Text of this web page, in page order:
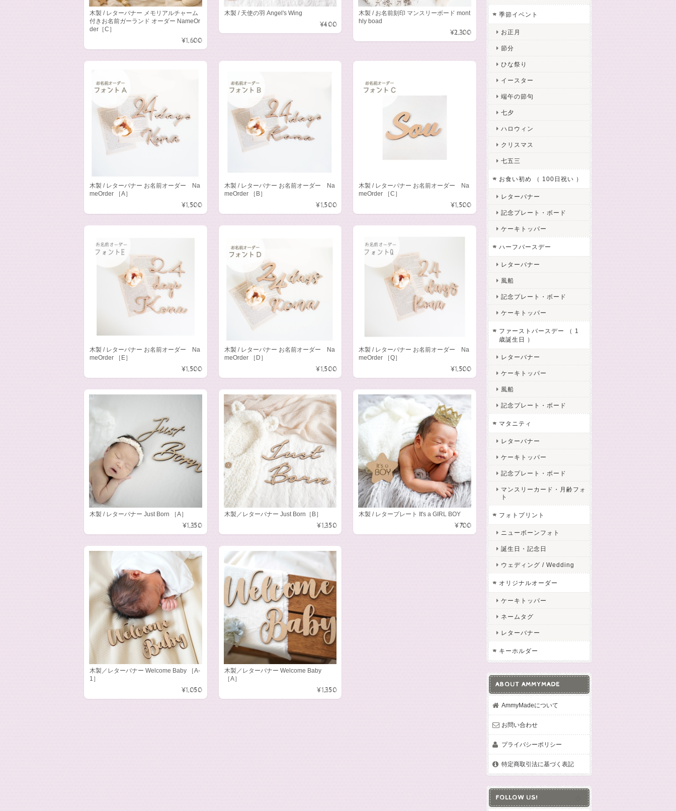
木製 / レターバナー メモリアルチャーム
付きお名前ガーランド オーダー NameOr
der［C］
¥1,600
木製 / 天使の羽 Angel's Wing
¥400
木製 / お名前刻印 マンスリーボード mont
hly boad
¥2,300
木製 / レターバナー お名前オーダー Na
meOrder ［A］
¥1,500
木製 / レターバナー お名前オーダー Na
meOrder ［B］
¥1,500
木製 / レターバナー お名前オーダー Na
meOrder ［C］
¥1,500
木製 / レターバナー お名前オーダー Na
meOrder ［E］
¥1,500
木製 / レターバナー お名前オーダー Na
meOrder ［D］
¥1,500
木製 / レターバナー お名前オーダー Na
meOrder ［Q］
¥1,500
木製 / レターバナー Just Born ［A］
¥1,350
木製／レターバナー Just Born［B］
¥1,350
木製 / レタープレート It's a GIRL BOY
¥700
木製／レターバナー Welcome Baby ［A-
1］
¥1,050
木製／レターバナー Welcome Baby
［A］
¥1,350
季節イベント
お正月
節分
ひな祭り
イースター
端午の節句
七夕
ハロウィン
クリスマス
七五三
お食い初め （ 100日祝い ）
レターバナー
記念プレート・ボード
ケーキトッパー
ハーフバースデー
レターバナー
風船
記念プレート・ボード
ケーキトッパー
ファーストバースデー （ 1
歳誕生日 ）
レターバナー
ケーキトッパー
風船
記念プレート・ボード
マタニティ
レターバナー
ケーキトッパー
記念プレート・ボード
マンスリーカード・月齢フォ
ト
フォトプリント
ニューボーンフォト
誕生日・記念日
ウェディング / Wedding
オリジナルオーダー
ケーキトッパー
ネームタグ
レターバナー
キーホルダー
ABOUT AMMYMADE
AmmyMadeについて
お問い合わせ
プライバシーポリシー
特定商取引法に基づく表記
FOLLOW US!